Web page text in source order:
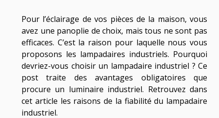
Pour l’éclairage de vos pièces de la maison, vous
avez une panoplie de choix, mais tous ne sont pas
efficaces. C’est la raison pour laquelle nous vous
proposons les lampadaires industriels. Pourquoi
devriez-vous choisir un lampadaire industriel ? Ce
post traite des avantages obligatoires que
procure un luminaire industriel. Retrouvez dans
cet article les raisons de la fiabilité du lampadaire
industriel.